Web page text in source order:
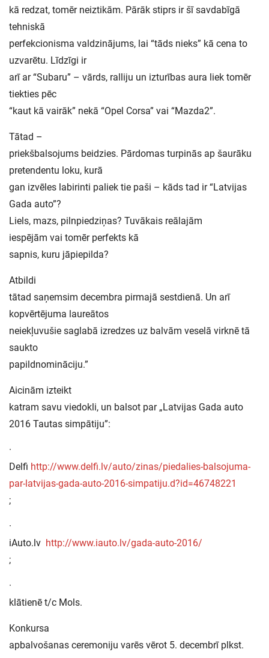
kā redzat, tomēr neiztikām. Pārāk stiprs ir šī savdabīgā
tehniskā
perfekcionisma valdzinājums, lai “tāds nieks” kā cena to
uzvarētu. Līdzīgi ir
arī ar “Subaru” – vārds, ralliju un izturības aura liek tomēr
tiekties pēc
“kaut kā vairāk” nekā “Opel Corsa” vai “Mazda2”.
Tātad –
priekšbalsojums beidzies. Pārdomas turpinās ap šaurāku
pretendentu loku, kurā
gan izvēles labirinti paliek tie paši – kāds tad ir “Latvijas
Gada auto”?
Liels, mazs, pilnpiedziņas? Tuvākais reālajām
iespējām vai tomēr perfekts kā
sapnis, kuru jāpiepilda?
Atbildi
tātad saņemsim decembra pirmajā sestdienā. Un arī
kopvērtējuma laureātos
neiekļuvušie saglabā izredzes uz balvām veselā virknē tā
saukto
papildnomināciju.”
Aicinām izteikt
katram savu viedokli, un balsot par „Latvijas Gada auto
2016 Tautas simpātiju”:
·
Delfi http://www.delfi.lv/auto/zinas/piedalies-balsojuma-
par-latvijas-gada-auto-2016-simpatiju.d?id=46748221
;
·
iAuto.lv http://www.iauto.lv/gada-auto-2016/
;
·
klātienē t/c Mols.
Konkursa
apbalvošanas ceremoniju varēs vērot 5. decembrī plkst.